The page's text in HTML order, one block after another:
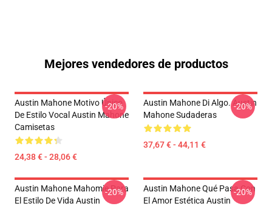
Mejores vendedores de productos
Austin Mahone Motivo Único
De Estilo Vocal Austin Mahone
Camisetas
24,38 € - 28,06 €
-20%
Austin Mahone Di Algo. Austin
Mahone Sudaderas
37,67 € - 44,11 €
-20%
Austin Mahone Mahomie Para
El Estilo De Vida Austin
-20%
Austin Mahone Qué Pasa Con
El Amor Estética Austin
-20%